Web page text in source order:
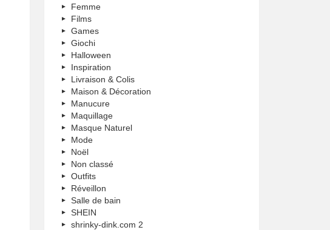
Femme
Films
Games
Giochi
Halloween
Inspiration
Livraison & Colis
Maison & Décoration
Manucure
Maquillage
Masque Naturel
Mode
Noël
Non classé
Outfits
Réveillon
Salle de bain
SHEIN
shrinky-dink.com 2